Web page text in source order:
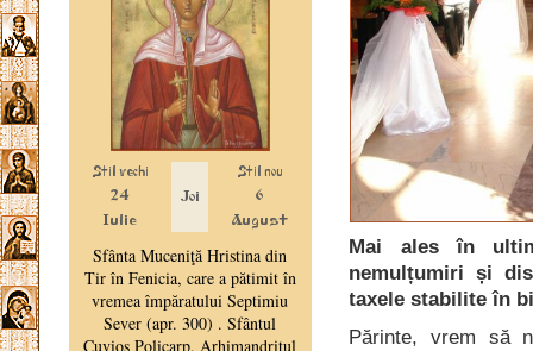
Mai ales în
nemulțumiri și
taxele stabilite în
Părinte, vrem să